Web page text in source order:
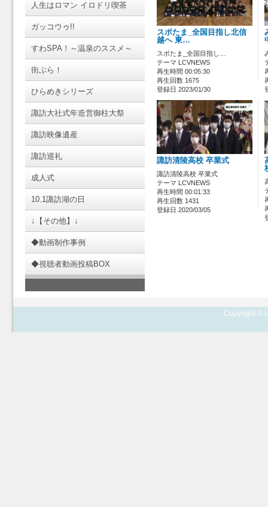
人生はロマン イロドリ喫茶
ガッコウゥ!!
すわSPA！～温泉のススメ～
街ぶら！
ひらめきシリーズ
諏訪大社式年造営御柱大祭
諏訪映像遺産
諏訪巡礼
成人式
10.1諏訪湖の日
↓【その他】↓
◆動画制作事例
◆視聴者動画投稿BOX
スポたま_全国目指し北信
越へ 東…
スポたま_全国目指し…
テーマ LCVNEWS
再生時間 00:05:30
再生回数 1675
登録日 2023/01/30
諏訪清陵高校 卒業式
諏訪清陵高校 卒業式
テーマ LCVNEWS
再生時間 00:01:33
再生回数 1431
登録日 2020/03/05
Copyright ©